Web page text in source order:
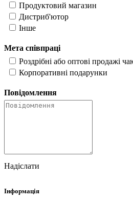
Продуктовий магазин
Дистриб'ютор
Інше
Мета співпраці
Роздрібні або оптові продажі
Корпоративні подарунки
Повідомлення
Надіслати
Інформація